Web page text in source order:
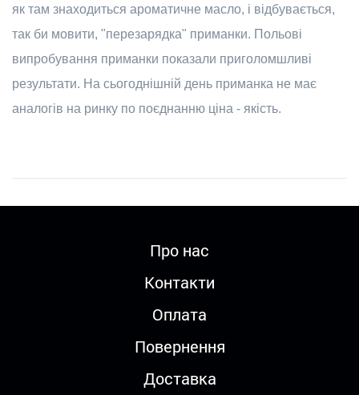
як там знаходиться ароматичне масло, і відбувається,
так би мовити, "перезарядка" приманки. Польові
випробування приманки показали приголомшливі
результати. На сьогоднішній день приманка не має
аналогів на ринку по поєднанню ціна - якість.
Про нас
Контакти
Оплата
Повернення
Доставка